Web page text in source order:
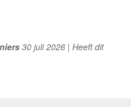
30 juli 2026 | Heeft dit